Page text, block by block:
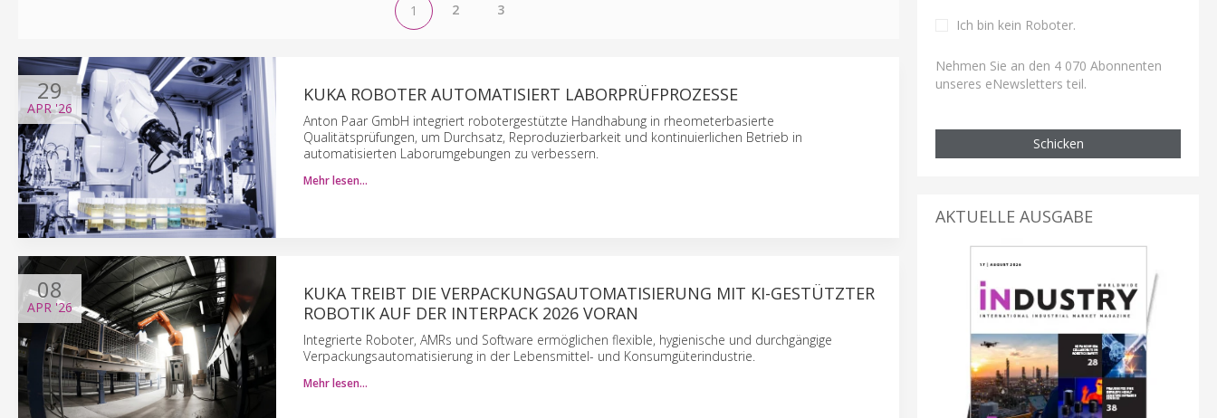
1 2 3
29
APR'26
KUKA ROBOTER AUTOMATISIERT LABORPRÜFPROZESSE
Anton Paar GmbH integriert robotergestützte Handhabung in rheometerbasierte
Qualitätsprüfungen, um Durchsatz, Reproduzierbarkeit und kontinuierlichen Betrieb in
automatisierten Laborumgebungen zu verbessern.
Mehr lesen…
08
APR '26
KUKA TREIBT DIE VERPACKUNGSAUTOMATISIERUNG MIT KI-GESTÜTZTER
ROBOTIK AUF DER INTERPACK 2026 VORAN
Integrierte Roboter, AMRs und Software ermöglichen flexible, hygienische und durchgängige
Verpackungsautomatisierung in der Lebensmittel- und Konsumgüterindustrie.
Mehr lesen…
Ich bin kein Roboter.
Nehmen Sie an den 4 070 Abonnenten
unseres eNewsletters teil.
Schicken
AKTUELLE AUSGABE